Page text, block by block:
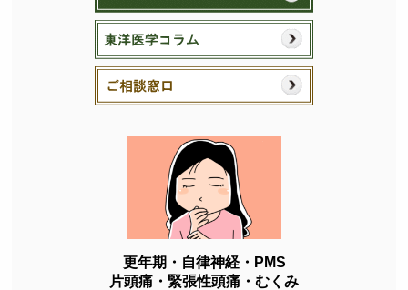
更年期・自律神経・PMS
片頭痛・緊張性頭痛・むくみ